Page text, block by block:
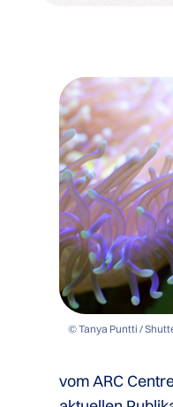
© Tanya Puntti /
vom ARC